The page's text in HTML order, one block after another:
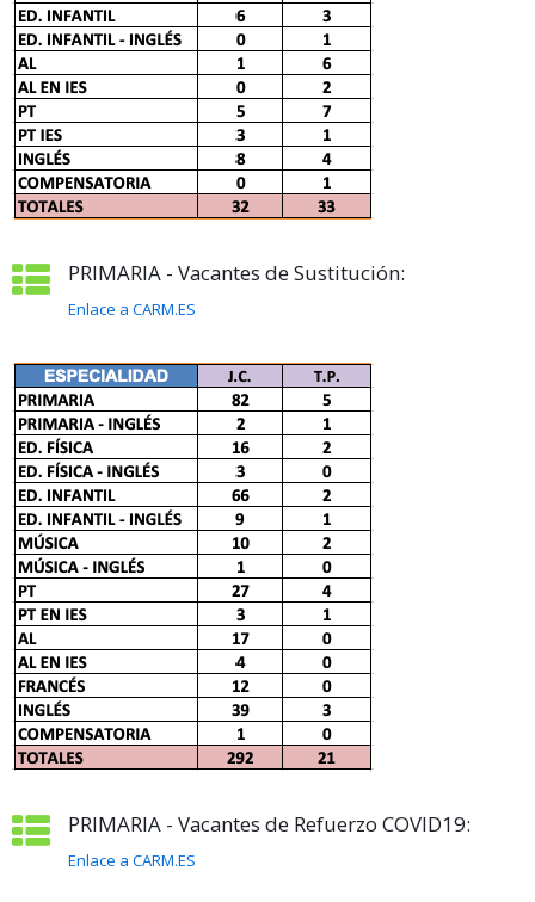
PRIMARIA - Vacantes de Sustitución:
Enlace a CARM.ES
PRIMARIA - Vacantes de Refuerzo COVID19:
Enlace a CARM.ES